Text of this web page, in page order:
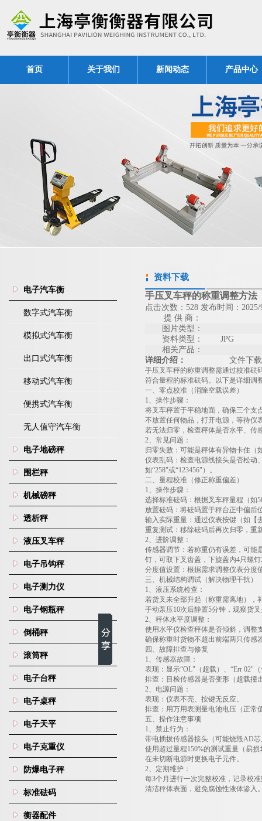
首页 关于我们 新闻动态 产品中心
电子汽车衡
数字式汽车衡
模拟式汽车衡
出口式汽车衡
移动式汽车衡
便携式汽车衡
无人值守汽车衡
电子地磅秤
围栏秤
机械磅秤
透析秤
液压叉车秤
电子吊钩秤
电子测力仪
电子钢瓶秤
倒桶秤
滚筒秤
电子台秤
电子桌秤
电子天平
电子克重仪
防爆电子秤
标准砝码
衡器配件
资料下载
手压叉车秤的称重调整方法
点击次数：528 发布时间：2025/
提 供 商：
图片类型：
资料类型：
JPG
相关产品：
详细介绍：
文件下载
手压叉车秤的称重调整需通过校准砝
符合量程的标准砝码。以下是详细调
一、零点校准（消除空载误差）
‌1、操作步骤 ：
将叉车秤置于平稳地面，确保三个支
不放置任何物品，打开电源，等待仪
若无法归零，检查秤体是否水平、传
‌2、常见问题 ：
归零失败 ：可能是秤体有异物卡住
仪表乱码 ：检查电源线接头是否松
如“258"或“123456" ）。
二、量程校准（修正称重偏差）
‌1、操作步骤 ：
选择标准砝码 ：根据叉车秤量程（如
放置砝码 ：将砝码置于秤台正中偏
输入实际重量 ：通过仪表按键（如
重复测试 ：移除砝码后再次归零，
‌2、进阶调整 ：
传感器调节 ：若称重仍有误差，可
钉，可取下叉齿盖，下旋盖内4只螺钉
分度值设置 ：根据需求调整仪表分度
三、机械结构调试（解决物理干扰）
‌1、液压系统检查 ：
若货叉未全部升起（称重需离地），
手动泵压10次后静置5分钟，观察货
‌2、秤体水平度调整 ：
使用水平仪检查秤体是否倾斜，调整
确保称重时货物不超出前端两只传感
四、故障排查与修复
‌1、传感器故障 ：
表现 ：显示“OL" （超载）、 “Err 02"
排查 ：目检传感器是否变形（超载
‌2、电源问题 ：
表现 ：仪表不亮、按键无反应。
排查 ：用万用表测量电池电压（正常
五、操作注意事项
‌1、禁止行为 ：
带电插拔传感器接头（可能烧毁AD
使用超过量程150%的测试重量（易损
在未切断电源时更换电子元件。
‌2、定期维护 ：
每3个月进行一次完整校准，记录校
清洁秤体表面，避免腐蚀性液体渗入